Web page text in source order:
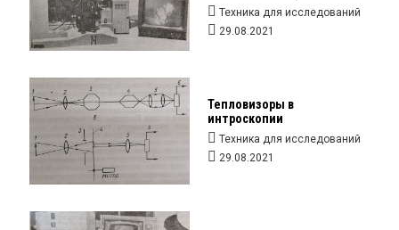
Техника для исследований
29.08.2021
Тепловизоры в
интроскопии
Техника для исследований
29.08.2021